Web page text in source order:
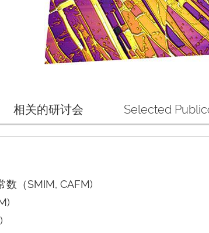
相关的研讨会 Selected
数（SMIM, CAFM)